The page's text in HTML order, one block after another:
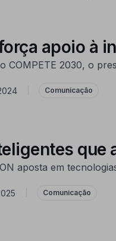
apoio à
COMPETE 2030, o
Comunicação
que
aposta em
Comunicação